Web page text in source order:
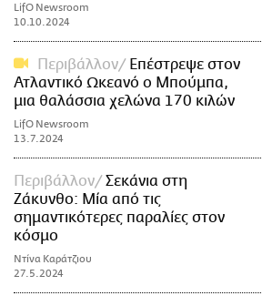
LifO Newsroom
10.10.2024
Περιβάλλον
Επέστρεψε στον
Ατλαντικό Ωκεανό ο Μπούμπα,
μια θαλάσσια χελώνα 170 κιλών
LifO Newsroom
13.7.2024
Περιβάλλον
Σεκάνια στη
Ζάκυνθο: Μία από τις
σημαντικότερες παραλίες στον
κόσμο
Ντίνα Καράτζιου
27.5.2024